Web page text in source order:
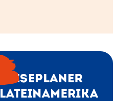
REISEPLANER
LATEINAMERIKA